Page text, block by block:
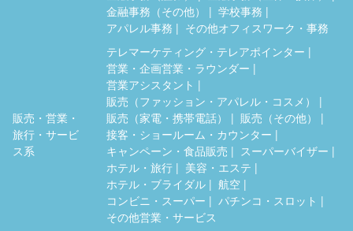
金融事務（その他）
学校事務
アパレル事務
その他オフィスワーク・事務
販売・営業・
旅行・サービ
ス系
テレマーケティング・テレアポインター
営業・企画営業・ラウンダー
営業アシスタント
販売（ファッション・アパレル・コスメ）
販売（家電・携帯電話）
販売（その他）
接客・ショールーム・カウンター
キャンペーン・食品販売
スーパーバイザー
ホテル・旅行
美容・エステ
ホテル・ブライダル
航空
コンビニ・スーパー
パチンコ・スロット
その他営業・サービス